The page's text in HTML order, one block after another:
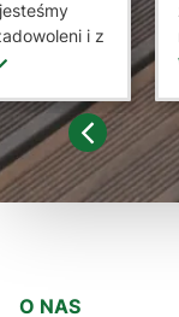
i z
Góralskie
1 2
O NAS